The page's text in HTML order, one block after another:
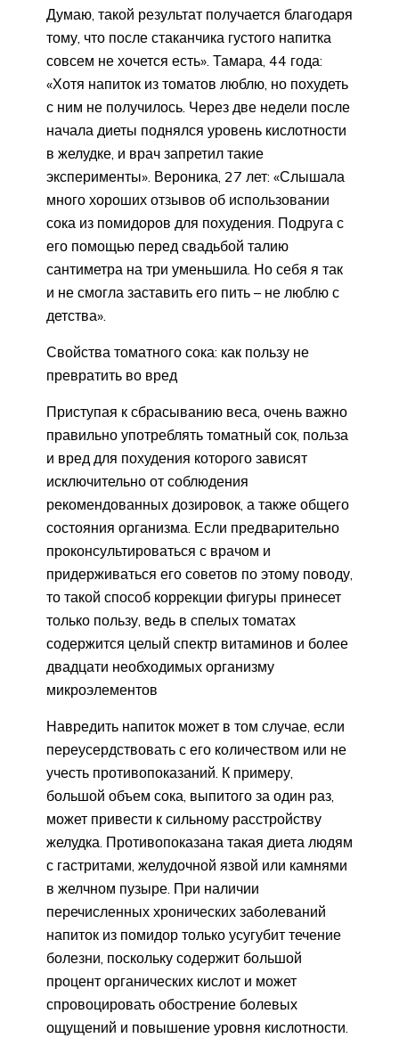
Думаю, такой результат получается благодаря
тому, что после стаканчика густого напитка
совсем не хочется есть». Тамара, 44 года:
«Хотя напиток из томатов люблю, но похудеть
с ним не получилось. Через две недели после
начала диеты поднялся уровень кислотности
в желудке, и врач запретил такие
эксперименты». Вероника, 27 лет: «Слышала
много хороших отзывов об использовании
сока из помидоров для похудения. Подруга с
его помощью перед свадьбой талию
сантиметра на три уменьшила. Но себя я так
и не смогла заставить его пить – не люблю с
детства».
Свойства томатного сока: как пользу не
превратить во вред
Приступая к сбрасыванию веса, очень важно
правильно употреблять томатный сок, польза
и вред для похудения которого зависят
исключительно от соблюдения
рекомендованных дозировок, а также общего
состояния организма. Если предварительно
проконсультироваться с врачом и
придерживаться его советов по этому поводу,
то такой способ коррекции фигуры принесет
только пользу, ведь в спелых томатах
содержится целый спектр витаминов и более
двадцати необходимых организму
микроэлементов
Навредить напиток может в том случае, если
переусердствовать с его количеством или не
учесть противопоказаний. К примеру,
большой объем сока, выпитого за один раз,
может привести к сильному расстройству
желудка. Противопоказана такая диета людям
с гастритами, желудочной язвой или камнями
в желчном пузыре. При наличии
перечисленных хронических заболеваний
напиток из помидор только усугубит течение
болезни, поскольку содержит большой
процент органических кислот и может
спровоцировать обострение болевых
ощущений и повышение уровня кислотности.